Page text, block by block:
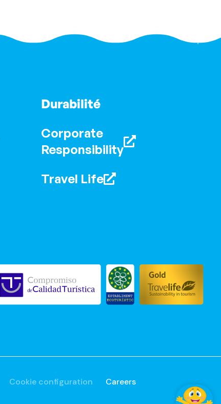
Durabilité
Corporate
Responsibility
Travel Life
Cookie configuration
Careers
Je suis Misha, votre assistant IA.